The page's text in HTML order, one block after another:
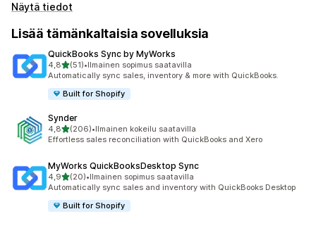
Näytä tiedot
Lisää tämänkaltaisia sovelluksia
QuickBooks Sync by MyWorks
4,8/ 5 tähteä
(51)
51 arvostelua yhteensä
•Ilmainen sopimus saatavilla
Automatically sync sales, inventory & more with QuickBooks.
Built for Shopify
Synder
4,8/ 5 tähteä
(206)
206 arvostelua yhteensä
•Ilmainen kokeilu saatavilla
Effortless sales reconciliation with QuickBooks and Xero
MyWorks QuickBooksDesktop Sync
4,9/ 5 tähteä
(20)
20 arvostelua yhteensä
•Ilmainen sopimus saatavilla
Automatically sync sales and inventory with QuickBooks Desktop
Built for Shopify